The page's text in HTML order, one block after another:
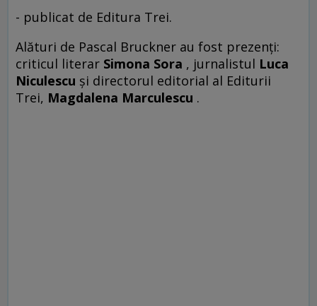
- publicat de Editura Trei.
Alături de Pascal Bruckner au fost prezenți:
criticul literar Simona Sora , jurnalistul Luca
Niculescu și directorul editorial al Editurii
Trei, Magdalena Marculescu .